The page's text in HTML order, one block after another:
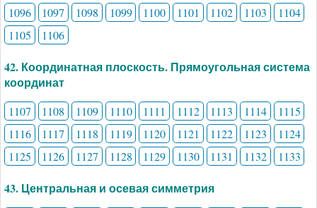
1096 1097 1098 1099 1100 1101 1102 1103
1104
1105
1106
42. Координатная плоскость. Прямоугольная система
координат
1107 1108 1109 1110 1111 1112 1113 1114
1115
1116
1117 1118 1119 1120 1121 1122 1123
1124
1125
1126 1127 1128 1129 1130 1131 1132 1133
43. Центральная и осевая симметрия